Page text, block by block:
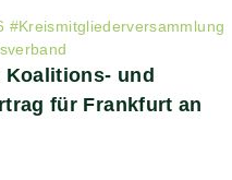
#Kreismitgliederversammlung
Koalitions- und
für Frankfurt an